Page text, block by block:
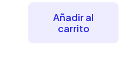
Añadir al
carrito